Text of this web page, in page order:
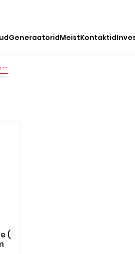
GeneraatoridMeistKontaktid
Liistunaela püstol, suruõhuga
(